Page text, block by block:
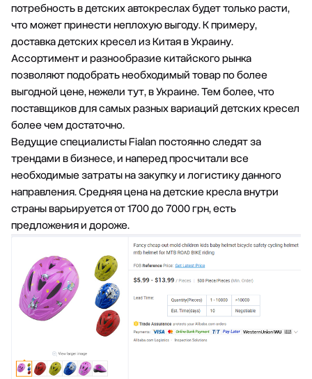
потребность в детских автокреслах будет только расти,
что может принести неплохую выгоду. К примеру,
доставка детских кресел из Китая в Украину.
Ассортимент и разнообразие китайского рынка
позволяют подобрать необходимый товар по более
выгодной цене, нежели тут, в Украине. Тем более, что
поставщиков для самых разных вариаций детских кресел
более чем достаточно.
Ведущие специалисты Fialan постоянно следят за
трендами в бизнесе, и наперед просчитали все
необходимые затраты на закупку и логистику данного
направления. Средняя цена на детские кресла внутри
страны варьируется от 1700 до 7000 грн, есть
предложения и дороже.